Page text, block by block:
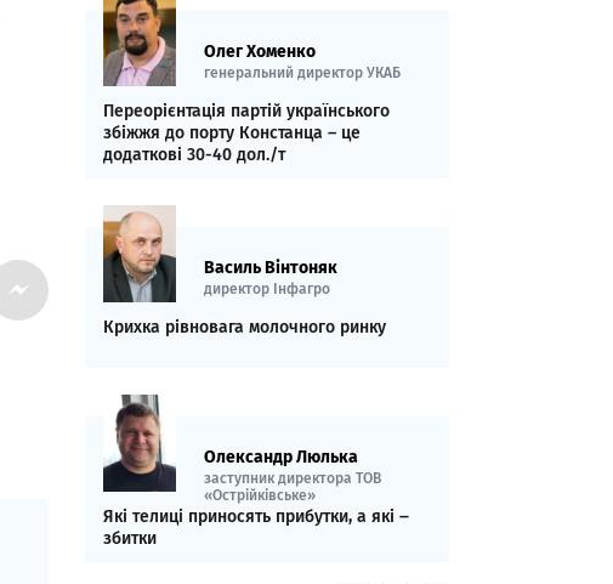
Олег Хоменко
генеральний директор УКАБ
Переорієнтація партій українського
збіжжя до порту Констанца – це
додаткові 30-40 дол./т
Василь Вінтоняк
директор Інфагро
Крихка рівновага молочного ринку
Олександр Люлька
заступник директора ТОВ
«Острійківське»
Які телиці приносять прибутки, а які ‒
збитки